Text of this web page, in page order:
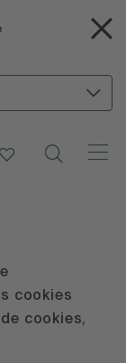
cookies
cookies,